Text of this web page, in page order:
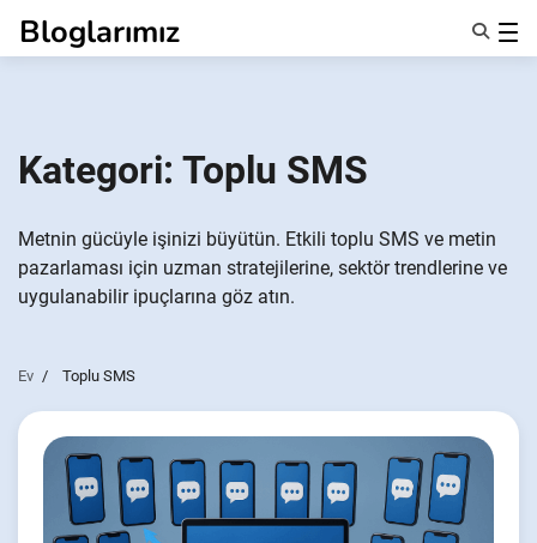
geçBloglarımız
İş Ortaklarını Bildir
Kategori: Toplu SMS
Metnin gücüyle işinizi büyütün. Etkili toplu SMS ve metin
pazarlaması için uzman stratejilerine, sektör trendlerine ve
uygulanabilir ipuçlarına göz atın.
Ev Toplu SMS